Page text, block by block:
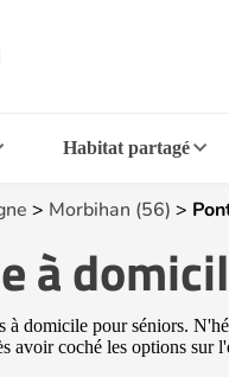
Habitat partagé
> Morbihan (56) >
à
domicile pour séniors.
avoir coché les options